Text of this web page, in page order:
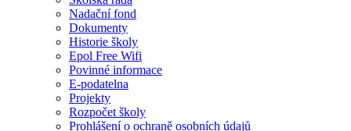
Nadační fond
Dokumenty
Historie školy
Epol Free Wifi
Povinné informace
E-podatelna
Projekty
Rozpočet školy
Prohlášení o ochraně osobních údajů